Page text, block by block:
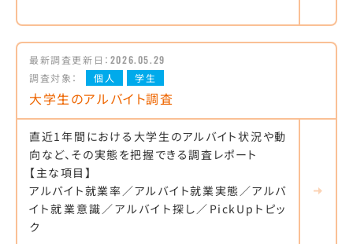
最新調査更新日： 2026.05.29
調査対象：
個人 学生
大学生のアルバイト調査
直近1年間における大学生のアルバイト状況や動
向など、その実態を把握できる調査レポート
【主な項目】
アルバイト就業率／アルバイト就業実態／アルバ
イト就業意識／アルバイト探し／PickUpトピッ
ク